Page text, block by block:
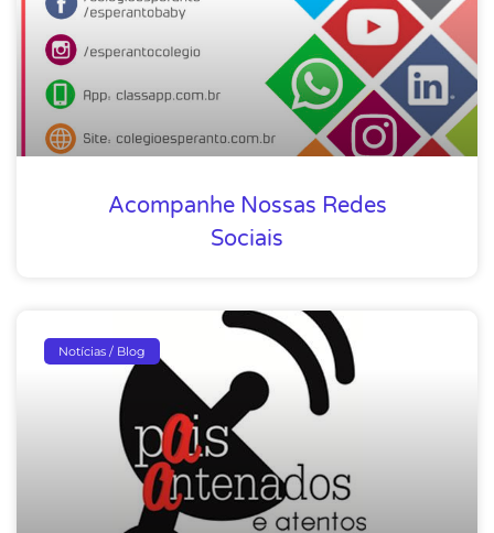
Acompanhe Nossas Redes
Sociais
Notícias / Blog